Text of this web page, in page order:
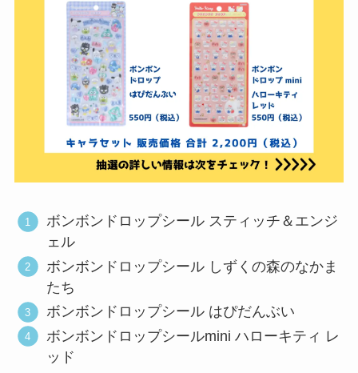
ボンボンドロップシール スティッチ＆エンジ
ェル
ボンボンドロップシール しずくの森のなかま
たち
ボンボンドロップシール はぴだんぶい
ボンボンドロップシールmini ハローキティ レ
ッド